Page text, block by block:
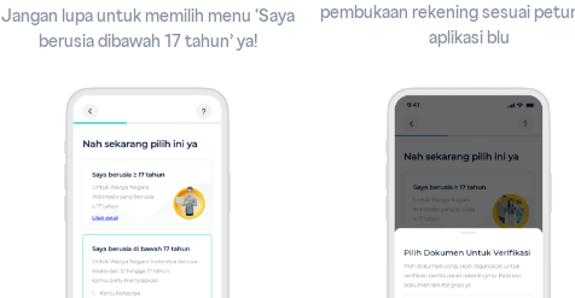
Jangan lupa untuk memilih menu ‘Saya
berusia dibawah 17 tahun’ ya!
pembukaan rekening sesuai
aplikasi blu